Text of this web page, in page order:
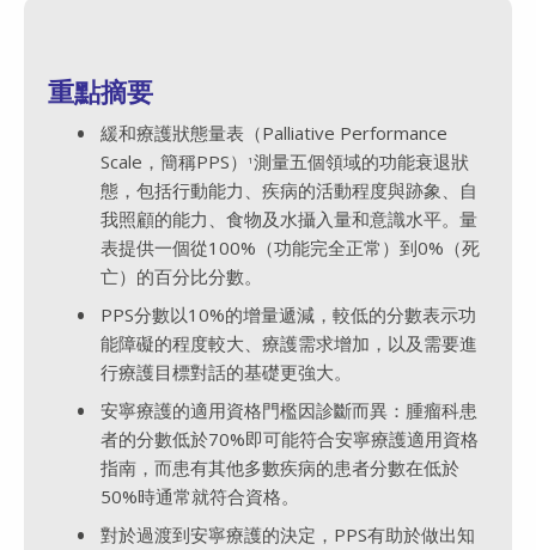
重點摘要
緩和療護狀態量表（Palliative Performance
Scale，簡稱PPS）
1測量五個領域的功能衰退狀
態，包括行動能力、疾病的活動程度與跡象、自
我照顧的能力、食物及水攝入量和意識水平。量
表提供一個從100%（功能完全正常）到0%（死
亡）的百分比分數。
PPS分數以10%的增量遞減，較低的分數表示功
能障礙的程度較大、療護需求增加，以及需要進
行療護目標對話的基礎更強大。
安寧療護的適用資格門檻因診斷而異：腫瘤科患
者的分數低於70%即可能符合安寧療護適用資格
指南，而患有其他多數疾病的患者分數在低於
50%時通常就符合資格。
對於過渡到安寧療護的決定，PPS有助於做出知